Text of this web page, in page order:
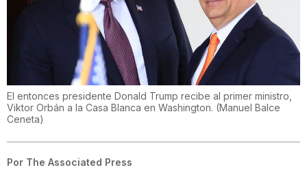
El entonces presidente Donald Trump recibe al primer ministro,
Viktor Orbán a la Casa Blanca en Washington. (Manuel Balce
Ceneta)
Por The Associated Press